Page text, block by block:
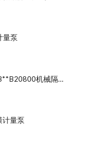
量泵
SEKO赛高MM1D124B**B20800机械隔膜计量泵
量泵